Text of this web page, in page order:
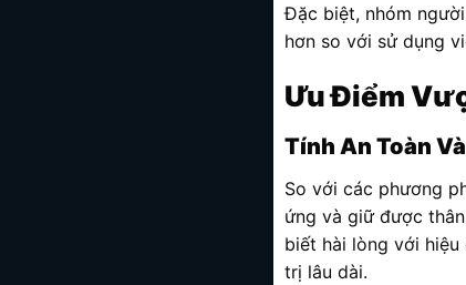
Đặc biệt, nhóm
hơn so với sử dụng
Ưu Điểm
Tính An Toàn
So với các phương
ứng và giữ được
biết hài lòng với
trị lâu dài.